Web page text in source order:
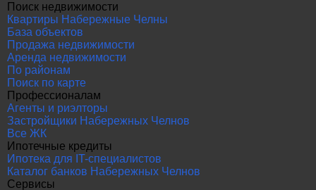
Поиск недвижимости
Квартиры Набережные Челны
База объектов
Продажа недвижимости
Аренда недвижимости
По районам
Поиск по карте
Профессионалам
Агенты и риэлторы
Застройщики Набережных Челнов
Все ЖК
Ипотечные кредиты
Ипотека для IT-специалистов
Каталог банков Набережных Челнов
Сервисы